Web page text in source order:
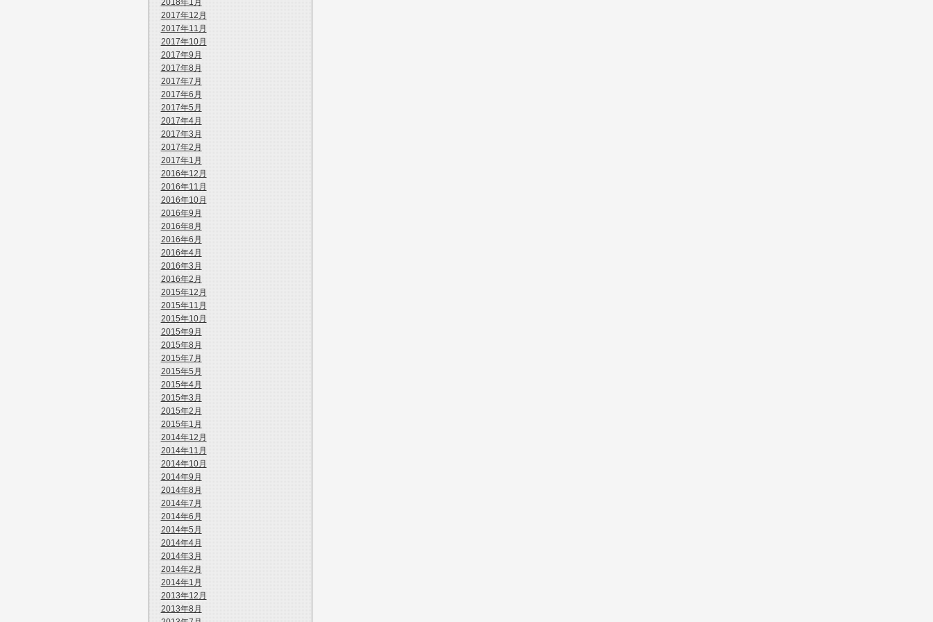
2018年1月
2017年12月
2017年11月
2017年10月
2017年9月
2017年8月
2017年7月
2017年6月
2017年5月
2017年4月
2017年3月
2017年2月
2017年1月
2016年12月
2016年11月
2016年10月
2016年9月
2016年8月
2016年6月
2016年4月
2016年3月
2016年2月
2015年12月
2015年11月
2015年10月
2015年9月
2015年8月
2015年7月
2015年5月
2015年4月
2015年3月
2015年2月
2015年1月
2014年12月
2014年11月
2014年10月
2014年9月
2014年8月
2014年7月
2014年6月
2014年5月
2014年4月
2014年3月
2014年2月
2014年1月
2013年12月
2013年8月